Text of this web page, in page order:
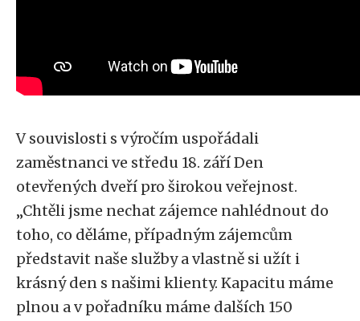
V souvislosti s výročím uspořádali
zaměstnanci ve středu 18. září Den
otevřených dveří pro širokou veřejnost.
„Chtěli jsme nechat zájemce nahlédnout do
toho, co děláme, případným zájemcům
představit naše služby a vlastně si užít i
krásný den s našimi klienty. Kapacitu máme
plnou a v pořadníku máme dalších 150